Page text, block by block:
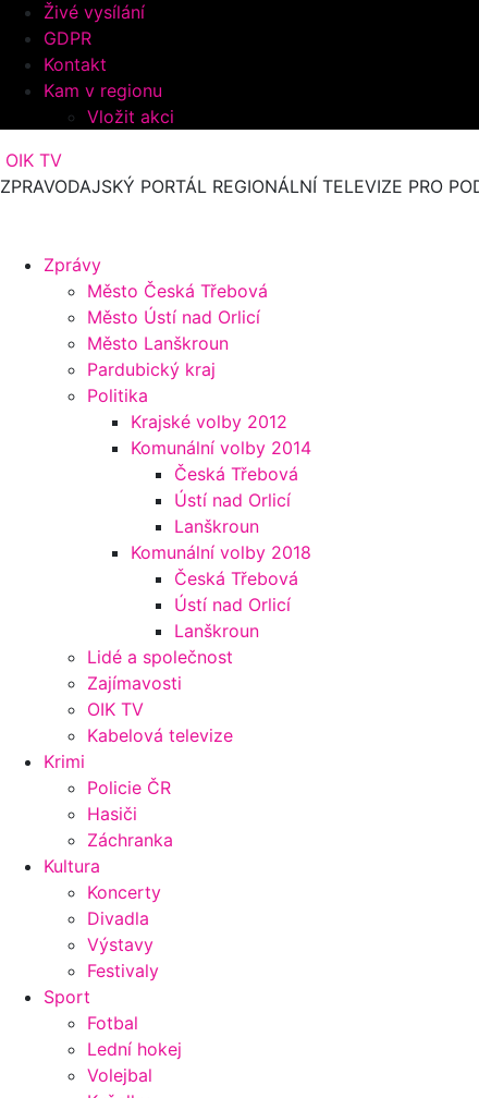
Živé vysílání
GDPR
Kontakt
Kam v regionu
Vložit akci
OIK TV
ZPRAVODAJSKÝ PORTÁL REGIONÁLNÍ TELEVIZE PRO
Zprávy
Město Česká Třebová
Město Ústí nad Orlicí
Město Lanškroun
Pardubický kraj
Politika
Krajské volby 2012
Komunální volby 2014
Česká Třebová
Ústí nad Orlicí
Lanškroun
Komunální volby 2018
Česká Třebová
Ústí nad Orlicí
Lanškroun
Lidé a společnost
Zajímavosti
OIK TV
Kabelová televize
Krimi
Policie ČR
Hasiči
Záchranka
Kultura
Koncerty
Divadla
Výstavy
Festivaly
Sport
Fotbal
Lední hokej
Volejbal